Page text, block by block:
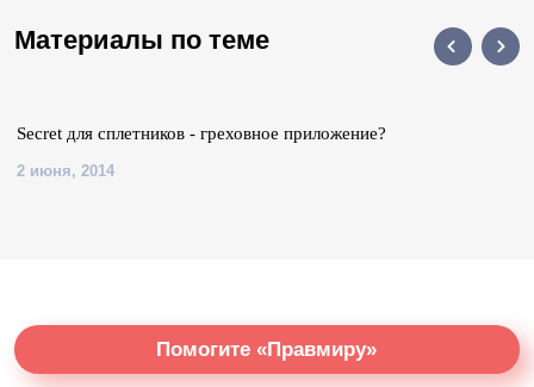
Материалы по теме
Secret для сплетников - греховное приложение?
2 июня, 2014
Помогите «Правмиру»